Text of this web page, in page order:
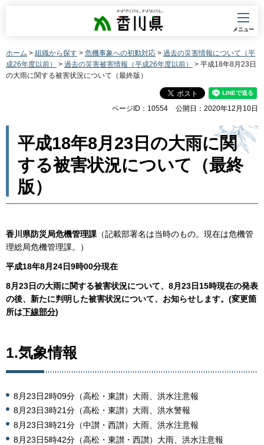
香川県
メニュー
ホーム > 組織から探す > 危機事象への初動対応 > 過去の災害情報について（平
成26年度以前）
> 過去の災害被害情報（平成26年度以前）
> 平成18年8月23日
の大雨に関する被害状況について（最終版）
ページID：10554 公開日：2020年12月10日
平成18年8月23日の大雨に関
する被害状況について（最終
版）
香川県防災局危機管理課 （記載部署名は当時のもの。現在は危機管
理総局危機管理課。）
平成18年8月24日9時00分現在
8月23日の大雨に関する被害状況について、8月23日15時現在の発表
の後、新たに判明した被害状況について、お知らせします。(変更箇
所は下線部分)
1.気象情報
8月23日2時09分（高松・東讃）大雨、洪水注意報
8月23日3時21分（高松・東讃）大雨、洪水警報
8月23日3時21分（中讃・西讃）大雨、洪水注意報
8月23日5時42分（高松・東讃・西讃）大雨、洪水注意報